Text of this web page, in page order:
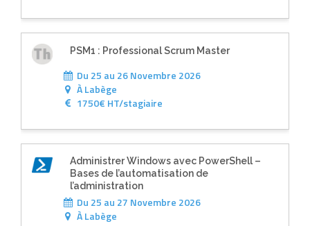
PSM1 : Professional Scrum Master
Du 25 au 26 Novembre 2026
ÀLabège
1750€ HT/stagiaire
Administrer Windows avec PowerShell –
Bases de l’automatisation de
l’administration
Du 25 au 27 Novembre 2026
ÀLabège